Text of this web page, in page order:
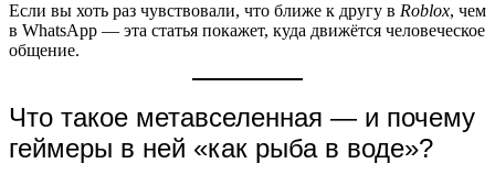
Если вы хоть раз чувствовали, что ближе к другу в Roblox, чем
в WhatsApp — эта статья покажет, куда движётся человеческое
общение.
Что такое метавселенная — и почему
геймеры в ней «как рыба в воде»?